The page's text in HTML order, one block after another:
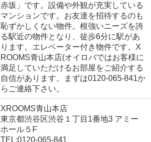
赤坂」です。設備や外観が充実している
マンションです。お友達を招待するのも
恥ずかしくない物件。根強いニーズを誇
る駅近の物件となり、徒歩6分に駅があ
ります。エレベーター付き物件です。X
ROOMS青山本店(オイロバではお客様に
満足していただけるお部屋をご紹介する
自信があります。まずは0120-065-841か
らご連絡下さい。
XROOMS青山本店
東京都渋谷区渋谷１丁目1番地3 アミー
ホール５F
TEL:0120-065-841